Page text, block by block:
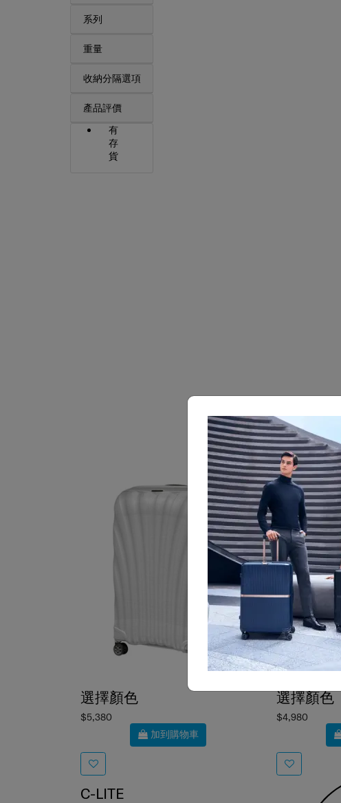
系列
重量
收納分隔選項
產品評價
有
存
貨
選擇顏色
$5,380
加到購物車
C-LITE
選擇顏色
$4,980